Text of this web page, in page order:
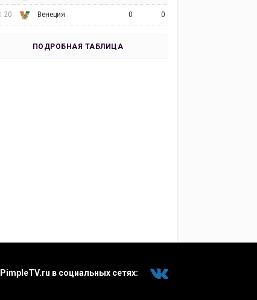
20 Венеция 0 0
ПОДРОБНАЯ ТАБЛИЦА
PimpleTV.ru в социальных сетях: